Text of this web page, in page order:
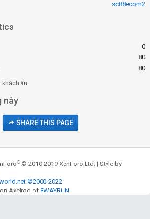
sc88ecom2
0
80
80
khách ẩn.
này
SHARE THIS PAGE
® © 2010-2019 XenForo Ltd. | Style by
©2000-2022
Axelrod of8WAYRUN